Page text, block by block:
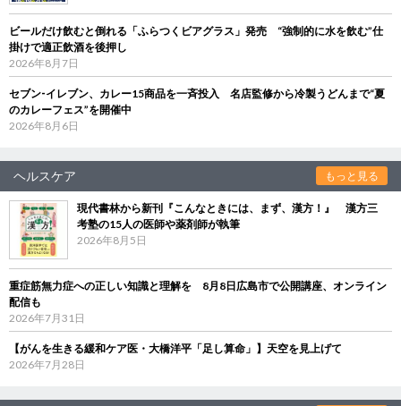
ビールだけ飲むと倒れる「ふらつくビアグラス」発売 “強制的に水を飲む”仕
掛けで適正飲酒を後押し
2026年8月7日
セブン‐イレブン、カレー15商品を一斉投入 名店監修から冷製うどんまで“夏
のカレーフェス”を開催中
2026年8月6日
ヘルスケア もっと見る
現代書林から新刊『こんなときには、まず、漢方！』 漢方三
考塾の15人の医師や薬剤師が執筆
2026年8月5日
重症筋無力症への正しい知識と理解を 8月8日広島市で公開講座、オンライン
配信も
2026年7月31日
【がんを生きる緩和ケア医・大橋洋平「足し算命」】天空を見上げて
2026年7月28日